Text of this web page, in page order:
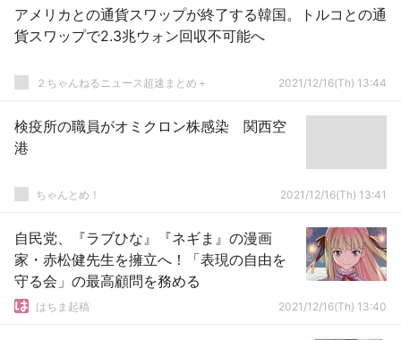
アメリカとの通貨スワップが終了する韓国。トルコとの通
貨スワップで2.3兆ウォン回収不可能へ
２ちゃんねるニュース超速まとめ＋ 2021/12/16(Th) 13:44
検疫所の職員がオミクロン株感染 関西空
港
ちゃんとめ！ 2021/12/16(Th) 13:41
自民党、『ラブひな』『ネギま』の漫画
家・赤松健先生を擁立へ！「表現の自由を
守る会」の最高顧問を務める
はちま起稿 2021/12/16(Th) 13:40